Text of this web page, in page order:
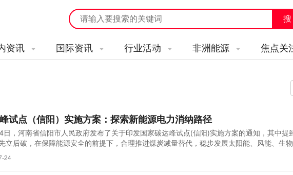
资讯 国际资讯 行业活动 非洲能源 焦点关
试点（信阳）实施方案：探索新能源电力消纳路径
日，河南省信阳市人民政府发布了关于印发国家碳达峰试点(信阳)实施方案的通知，其中提
立后破，在保障能源安全的前提下，合理推进煤炭减量替代，稳步发展太阳能、风能、生
源绿色低碳转型。推动新型电力系统建设，借力数字化技术强化负荷管理，打造源网荷储一
平桥区、浉河区负荷较大工业园区，探索新能源电力消纳路径，深挖各类可调节资源，推动
24